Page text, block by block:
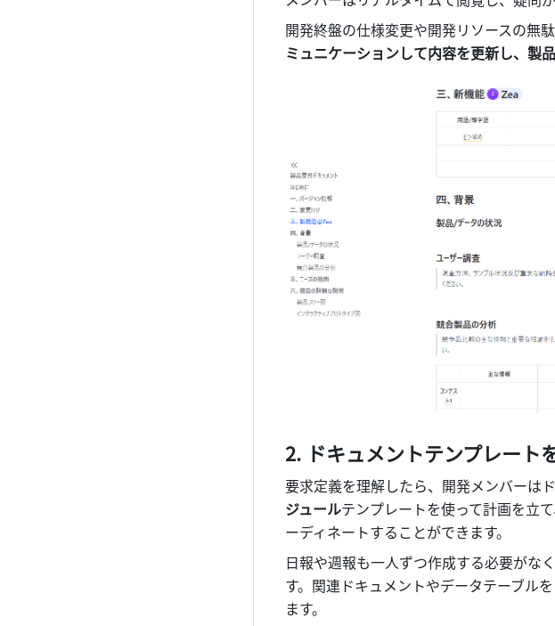
開発終盤の仕様変更や開発リソースの無
ミュニケーションして内容を更新し、製
ドキュメントテンプレート
要求定義を理解したら、開発メンバーは
ジュールテンプレートを使って計画を立て
ーディネートすることができます。
日報や週報も一人ずつ作成する必要がな
す。関連ドキュメントやデータテーブル
ます。